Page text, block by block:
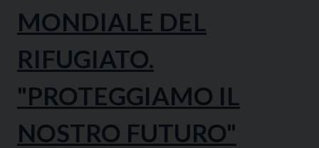
MONDIALE DEL
RIFUGIATO.
"PROTEGGIAMO IL
NOSTRO FUTURO"